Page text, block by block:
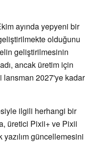
ayında yepyeni bir
olduğunu
geliştirilmesinin
ancak üretim için
lansman 2027'ye kadar
ilgili herhangi bir
üretici Pixii+ ve Pixii
güncellemesini